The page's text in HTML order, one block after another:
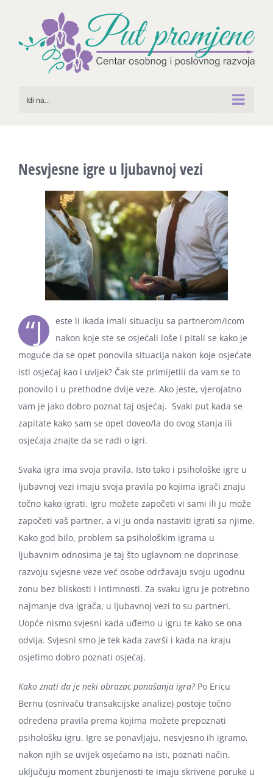
content
Idi na...
Nesvjesne igre u ljubavnoj vezi
“J
este li ikada imali situaciju sa partnerom/icom
nakon koje ste se osjećali loše i pitali se kako je
moguće da se opet ponovila situacija nakon koje osjećate
isti osjećaj kao i uvijek? Čak ste primijetili da vam se to
ponovilo i u prethodne dvije veze. Ako jeste, vjerojatno
vam je jako dobro poznat taj osjećaj. Svaki put kada se
zapitate kako sam se opet doveo/la do ovog stanja ili
osjećaja znajte da se radi o igri.
Svaka igra ima svoja pravila. Isto tako i psihološke igre u
ljubavnoj vezi imaju svoja pravila po kojima igrači znaju
točno kako igrati. Igru možete započeti vi sami ili ju može
započeti vaš partner, a vi ju onda nastaviti igrati sa njime.
Kako god bilo, problem sa psihološkim igrama u
ljubavnim odnosima je taj što uglavnom ne doprinose
razvoju svjesne veze već osobe održavaju svoju ugodnu
zonu bez bliskosti i intimnosti. Za svaku igru je potrebno
najmanje dva igrača, u ljubavnoj vezi to su partneri.
Uopće nismo svjesni kada uđemo u igru te kako se ona
odvija. Svjesni smo je tek kada završi i kada na kraju
osjetimo dobro poznati osjećaj.
Kako znati da je neki obrazac ponašanja igra?Po Ericu
Bernu (osnivaču transakcijske analize) postoje točno
određena pravila prema kojima možete prepoznati
psihološku igru. Igre se ponavljaju, nesvjesno ih igramo,
nakon njih se uvijek osjećamo na isti, poznati način,
uključuju moment zbunjenosti te imaju skrivene poruke u